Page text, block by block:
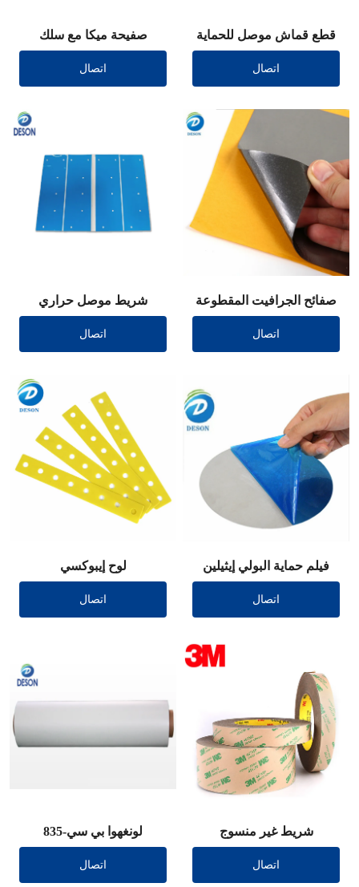
قطع قماش موصل للحماية
اتصال
صفيحة ميكا مع سلك
رصاصي
اتصال
صفائح الجرافيت المقطوعة
بالقالب
اتصال
شريط موصل حراري
مقطوع بالقالب
اتصال
فيلم حماية البولي إيثيلين
مقطوع بالقالب
اتصال
لوح إيبوكسي
اتصال
شريط غير منسوج
اتصال
لونغهوا بي سي-835
اتصال